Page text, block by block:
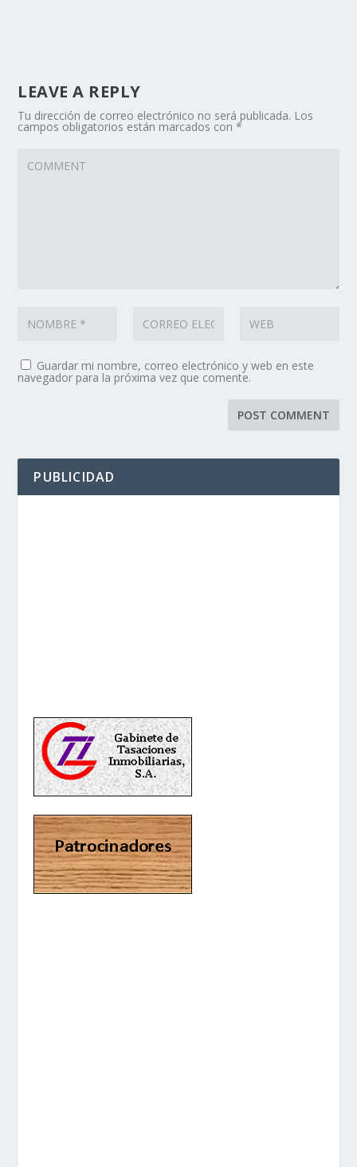
LEAVE A REPLY
Tu dirección de correo electrónico no será publicada. Los
campos obligatorios están marcados con*
Guardar mi nombre, correo electrónico y web en este
navegador para la próxima vez que comente.
PUBLICIDAD